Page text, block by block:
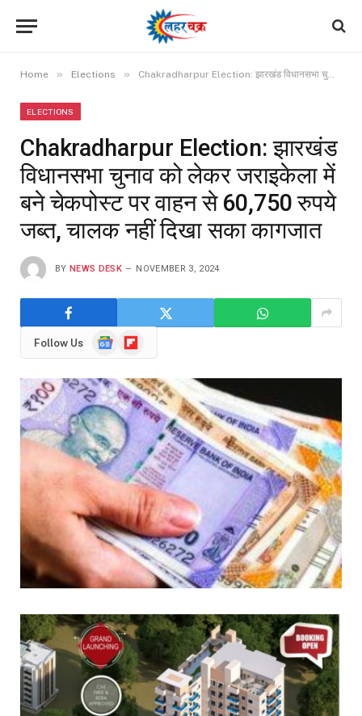
Home » Elections » Chakradharpur Election: झारखंड विधानसभा चुनाव को लेकर जराइकेला में बने चेकपोस्ट पर वाहन से 60,750 रुपये जब्त, चालक नहीं दिखा सका कागजात
ELECTIONS
Chakradharpur Election: झारखंड
विधानसभा चुनाव को लेकर जराइकेला में
बने चेकपोस्ट पर वाहन से 60,750 रुपये
जब्त, चालक नहीं दिखा सका कागजात
BY NEWS DESK NOVEMBER 3, 2024
Follow Us
GoogleFlipboard